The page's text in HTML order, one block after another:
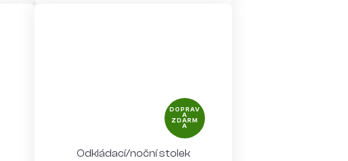
DOPRAV
A
ZDARM
A
Odkládací/noční stolek